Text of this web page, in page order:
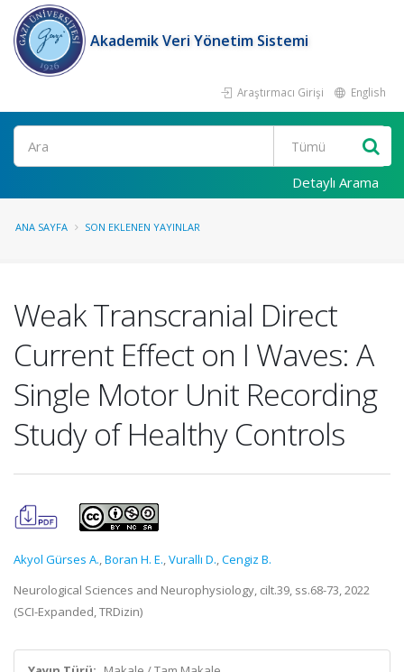
Akademik Veri Yönetim Sistemi
Araştırmacı Girişi English
Ara
Detaylı Arama
ANA SAYFA SON EKLENEN YAYINLAR
Weak Transcranial Direct
Current Effect on I Waves: A
Single Motor Unit Recording
Study of Healthy Controls
Akyol Gürses A.,Boran H. E.,Vurallı D.,Cengiz B.
Neurological Sciences and Neurophysiology, cilt.39, ss.68-73, 2022
(SCI-Expanded, TRDizin)